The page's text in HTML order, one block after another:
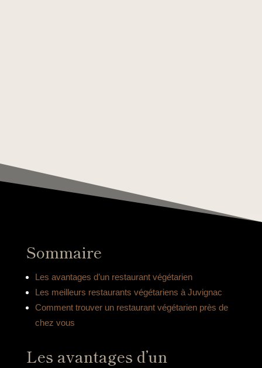
Sommaire
Les avantages d’un restaurant végétarien
Les meilleurs restaurants végétariens à Juvignac
Comment trouver un restaurant végétarien près de
chez vous
Les avantages d’un